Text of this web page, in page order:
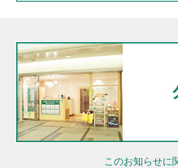
このお知らせに